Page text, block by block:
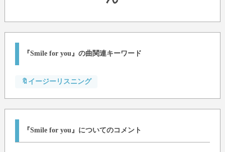
『Smile for you』の曲関連キーワード
🔖イージーリスニング
『Smile for you』についてのコメント